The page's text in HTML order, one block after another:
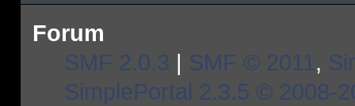
Forum
SMF 2.0.3 | SMF © 2011,
SimplePortal 2.3.5 © 2008-